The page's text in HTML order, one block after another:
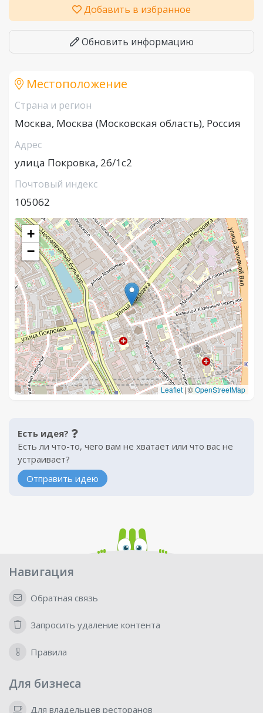
Добавить в избранное
Обновить информацию
Местоположение
Страна и регион
Москва, Москва (Московская область), Россия
Адрес
улица Покровка, 26/1с2
Почтовый индекс
105062
+
−
Leaflet |©OpenStreetMap
Есть идея?
Есть ли что-то, чего вам не хватает или что вас не
устраивает?
Отправить идею
Навигация
Обратная связь
Запросить удаление контента
Правила
Для бизнеса
Для владельцев ресторанов